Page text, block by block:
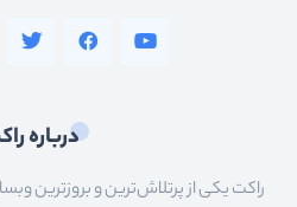
درباره
راکت یکی از پرتلاش‌ترین و بروزترین